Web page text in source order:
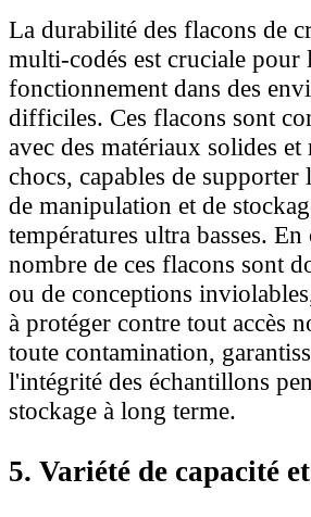
La durabilité des flacons de
multi-codés est cruciale pour
fonctionnement dans des
difficiles. Ces flacons sont
avec des matériaux solides et
chocs, capables de supporter
de manipulation et de
températures ultra basses.
nombre de ces flacons sont
ou de conceptions
à protéger contre tout accès
toute contamination,
l'intégrité des échantillons
stockage à long terme.
5. Variété de capacité